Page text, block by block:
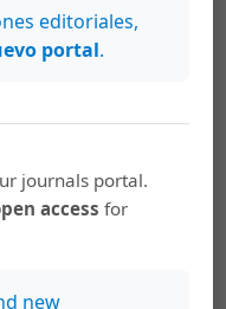
De La Universidad De
rmu.v5i2.7866
editoriales,
portal.
journals portal.
access for
new